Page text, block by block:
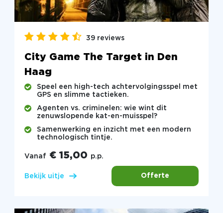
39 reviews
City Game The Target in Den
Haag
Speel een high-tech achtervolgingsspel met
GPS en slimme tactieken.
Agenten vs. criminelen: wie wint dit
zenuwslopende kat-en-muisspel?
Samenwerking en inzicht met een modern
technologisch tintje.
Vanaf € 15,00 p.p.
Bekijk uitje Offerte